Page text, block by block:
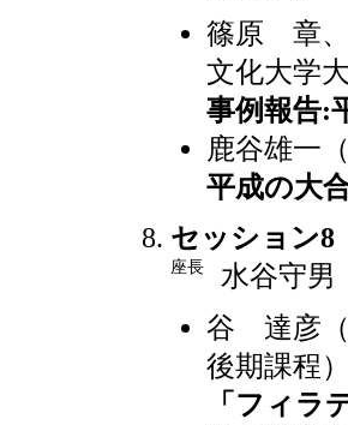
篠原 章、
文化大学
事例報告:
鹿谷雄一
平成の大
セッション
座長
水谷守男
谷 達彦（
後期課程
「フィラ